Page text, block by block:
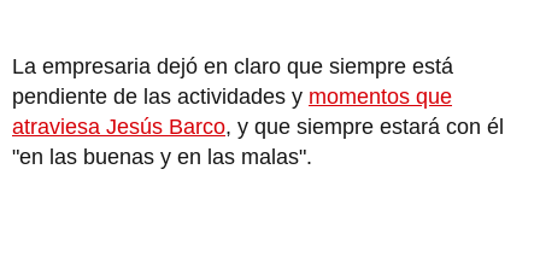
La empresaria dejó en claro que siempre está
pendiente de las actividades y momentos que
atraviesa Jesús Barco, y que siempre estará con él
"en las buenas y en las malas".